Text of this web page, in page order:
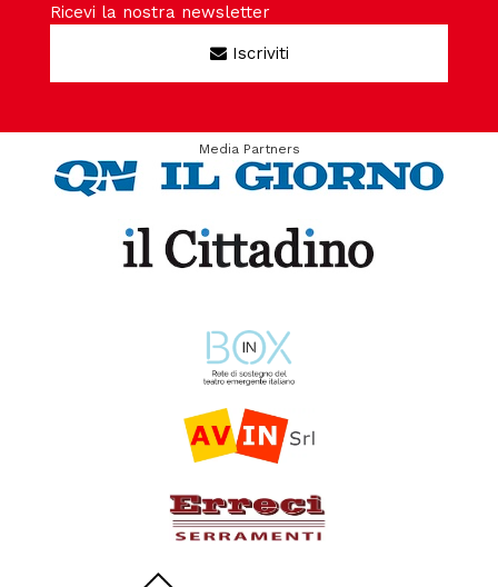
Ricevi la nostra newsletter
Iscriviti
Media Partners